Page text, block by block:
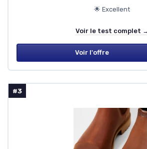
🌟 Excellent
Voir le test complet
Voir l'offre
#3